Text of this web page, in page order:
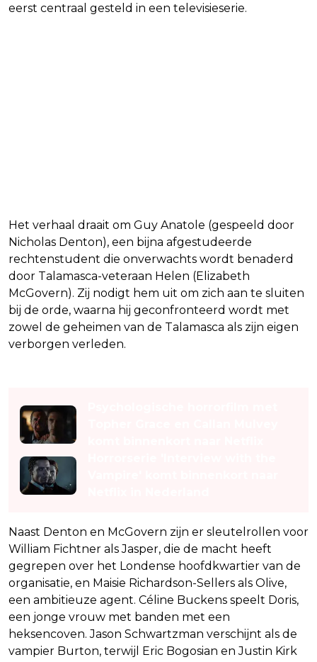
eerst centraal gesteld in een televisieserie.
Het verhaal draait om Guy Anatole (gespeeld door
Nicholas Denton), een bijna afgestudeerde
rechtenstudent die onverwachts wordt benaderd
door Talamasca-veteraan Helen (Elizabeth
McGovern). Zij nodigt hem uit om zich aan te sluiten
bij de orde, waarna hij geconfronteerd wordt met
zowel de geheimen van de Talamasca als zijn eigen
verborgen verleden.
Naast Denton en McGovern zijn er sleutelrollen voor
William Fichtner als Jasper, die de macht heeft
gegrepen over het Londense hoofdkwartier van de
organisatie, en Maisie Richardson-Sellers als Olive,
een ambitieuze agent. Céline Buckens speelt Doris,
een jonge vrouw met banden met een
heksencoven. Jason Schwartzman verschijnt als de
vampier Burton, terwijl Eric Bogosian en Justin Kirk